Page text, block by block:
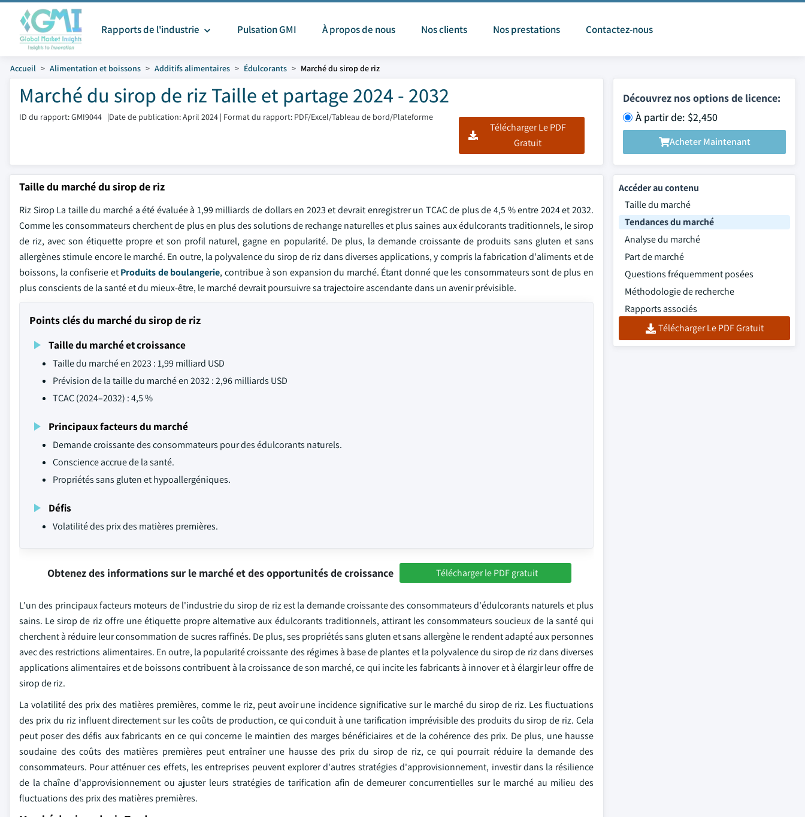
Rapports de l'industrie Pulsation GMI À propos de nous Nos clients Nos prestations Contactez-nous
Accueil Alimentation et boissons Additifs alimentaires Édulcorants Marché du sirop de riz
Marché du sirop de riz Taille et partage 2024 - 2032
ID du rapport: GMI9044 |Date de publication: April 2024 | Format du rapport: PDF/Excel/Tableau de bord/Plateforme
Télécharger Le PDF
Gratuit
Découvrez nos options de licence:
À partir de: $2,450
Acheter Maintenant
Taille du marché du sirop de riz
Riz Sirop La taille du marché a été évaluée à 1,99 milliards de dollars en 2023 et devrait enregistrer un TCAC de plus de 4,5 % entre 2024 et 2032.
Comme les consommateurs cherchent de plus en plus des solutions de rechange naturelles et plus saines aux édulcorants traditionnels, le sirop
de riz, avec son étiquette propre et son profil naturel, gagne en popularité. De plus, la demande croissante de produits sans gluten et sans
allergènes stimule encore le marché. En outre, la polyvalence du sirop de riz dans diverses applications, y compris la fabrication d'aliments et de
boissons, la confiserie etProduits de boulangerie, contribue à son expansion du marché. Étant donné que les consommateurs sont de plus en
plus conscients de la santé et du mieux-être, le marché devrait poursuivre sa trajectoire ascendante dans un avenir prévisible.
Points clés du marché du sirop de riz
Taille du marché et croissance
Taille du marché en 2023 : 1,99 milliard USD
Prévision de la taille du marché en 2032 : 2,96 milliards USD
TCAC (2024–2032) : 4,5 %
Principaux facteurs du marché
Demande croissante des consommateurs pour des édulcorants naturels.
Conscience accrue de la santé.
Propriétés sans gluten et hypoallergéniques.
Défis
Volatilité des prix des matières premières.
Obtenez des informations sur le marché et des opportunités de croissance Télécharger le PDF gratuit
L'un des principaux facteurs moteurs de l'industrie du sirop de riz est la demande croissante des consommateurs d'édulcorants naturels et plus
sains. Le sirop de riz offre une étiquette propre alternative aux édulcorants traditionnels, attirant les consommateurs soucieux de la santé qui
cherchent à réduire leur consommation de sucres raffinés. De plus, ses propriétés sans gluten et sans allergène le rendent adapté aux personnes
avec des restrictions alimentaires. En outre, la popularité croissante des régimes à base de plantes et la polyvalence du sirop de riz dans diverses
applications alimentaires et de boissons contribuent à la croissance de son marché, ce qui incite les fabricants à innover et à élargir leur offre de
sirop de riz.
La volatilité des prix des matières premières, comme le riz, peut avoir une incidence significative sur le marché du sirop de riz. Les fluctuations
des prix du riz influent directement sur les coûts de production, ce qui conduit à une tarification imprévisible des produits du sirop de riz. Cela
peut poser des défis aux fabricants en ce qui concerne le maintien des marges bénéficiaires et de la cohérence des prix. De plus, une hausse
soudaine des coûts des matières premières peut entraîner une hausse des prix du sirop de riz, ce qui pourrait réduire la demande des
consommateurs. Pour atténuer ces effets, les entreprises peuvent explorer d'autres stratégies d'approvisionnement, investir dans la résilience
de la chaîne d'approvisionnement ou ajuster leurs stratégies de tarification afin de demeurer concurrentielles sur le marché au milieu des
fluctuations des prix des matières premières.
Accéder au contenu
Taille du marché
Tendances du marché
Analyse du marché
Part de marché
Questions fréquemment posées
Méthodologie de recherche
Rapports associés
Télécharger Le PDF Gratuit